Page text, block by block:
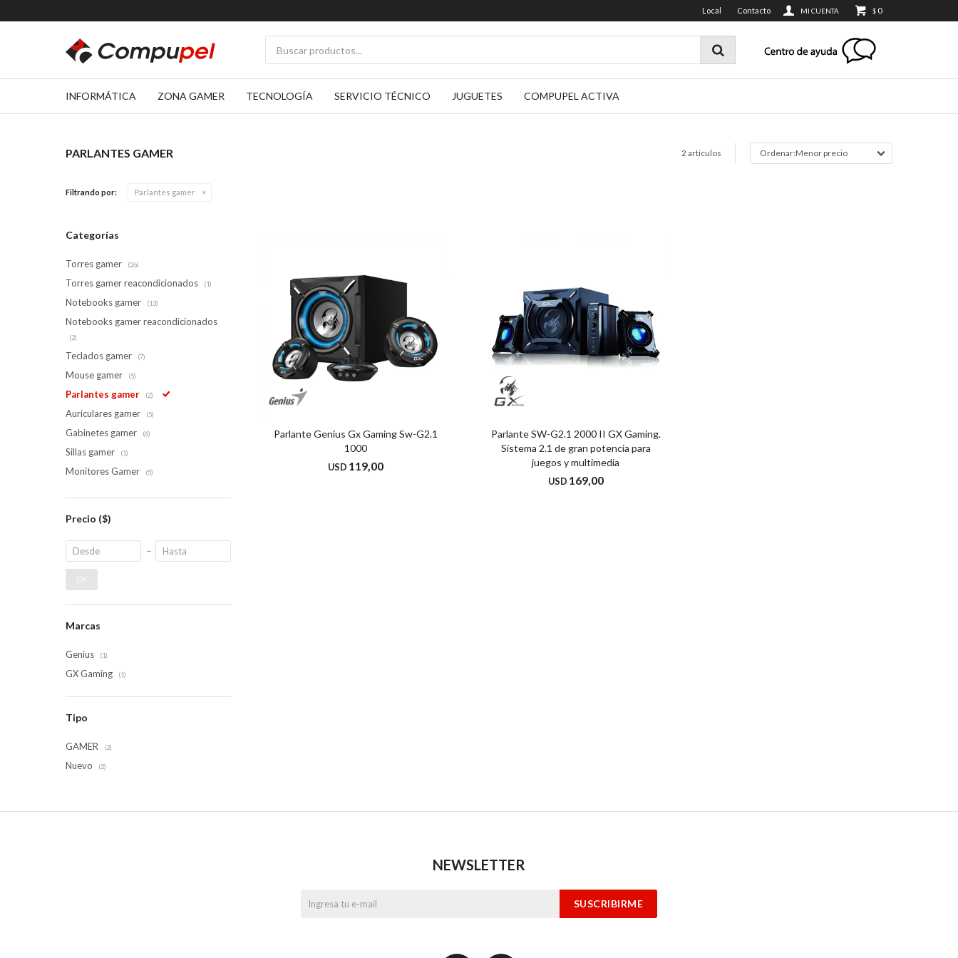
INFORMÁTICA ZONA GAMER TECNOLOGÍA SERVICIO TÉCNICO JUGUETES COMPUPEL ACTIVA
$ 0
Local Contacto
PARLANTES GAMER 2 artículos Menor precio
Filtrando por: Parlantes gamer
Parlante Genius Gx Gaming Sw-G2.1
1000
USD 119,00
Parlante SW-G2.1 2000 II GX Gaming.
Sistema 2.1 de gran potencia para
juegos y multimedia
USD 169,00
Categorías
Torres gamer (26)
Torres gamer reacondicionados (1)
Notebooks gamer (13)
Notebooks gamer reacondicionados
(2)
Teclados gamer (7)
Mouse gamer (5)
Parlantes gamer (2)
Auriculares gamer (5)
Gabinetes gamer (6)
Sillas gamer (1)
Monitores Gamer (5)
Precio ($)
OK
Marcas
Genius (1)
GX Gaming (1)
Tipo
GAMER (2)
Nuevo (2)
NEWSLETTER
SUSCRIBIRME